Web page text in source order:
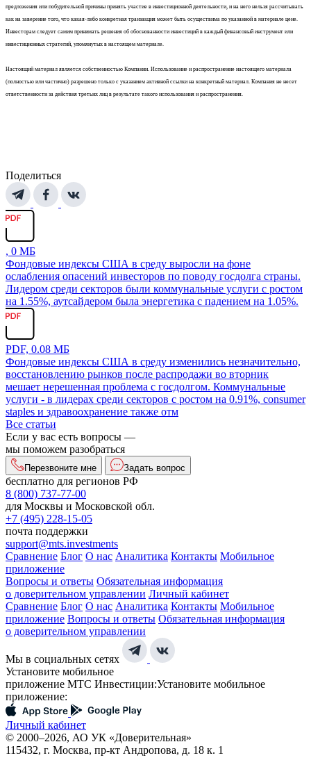
предложения или побудительной причины принять участие в инвестиционной деятельности, и на него нельзя рассчитывать
как на заверение того, что какая-либо конкретная транзакция может быть осуществима по указанной в материале цене.
Инвесторам следует самим принимать решения об обоснованности инвестиций в каждый финансовый инструмент или
инвестиционных стратегий, упомянутых в настоящем материале.
Настоящий материал является собственностью Компании. Использование и распространение настоящего материала
(полностью или частично) разрешено только с указанием активной ссылки на конкретный материал. Компания не несет
ответственности за действия третьих лиц в результате такого использования и распространения.
Поделиться
, 0 МБ
Фондовые индексы США в среду выросли на фоне
ослабления опасений инвесторов по поводу госдолга страны.
Лидером среди секторов были коммунальные услуги с ростом
на 1.55%, аутсайдером была энергетика с падением на 1.05%.
PDF, 0.08 МБ
Фондовые индексы США в среду изменились незначительно,
восстановлению рынков после распродажи во вторник
мешает нерешенная проблема с госдолгом. Коммунальные
услуги - в лидерах среди секторов с ростом на 0.91%, consumer
staples и здравоохранение также отм
Все статьи
Если у вас есть вопросы —
мы поможем разобраться
Перезвоните мне Задать вопрос
бесплатно для регионов РФ
8 (800) 737-77-00
для Москвы и Московской обл.
+7 (495) 228-15-05
почта поддержки
support@mts.investments
Сравнение Блог О нас Аналитика Контакты Мобильное
приложение
Вопросы и ответы Обязательная информация
о доверительном управлении Личный кабинет
Сравнение Блог О нас Аналитика Контакты Мобильное
приложение Вопросы и ответы Обязательная информация
о доверительном управлении
Мы в социальных сетях
Установите мобильное
приложение МТС Инвестиции:Установите мобильное
приложение:
Личный кабинет
© 2000–2026, АО УК «Доверительная»
115432, г. Москва, пр-кт Андропова, д. 18 к. 1